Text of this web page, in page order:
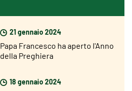
21 gennaio 2024
Papa Francesco ha aperto l'Anno
della Preghiera
18 gennaio 2024